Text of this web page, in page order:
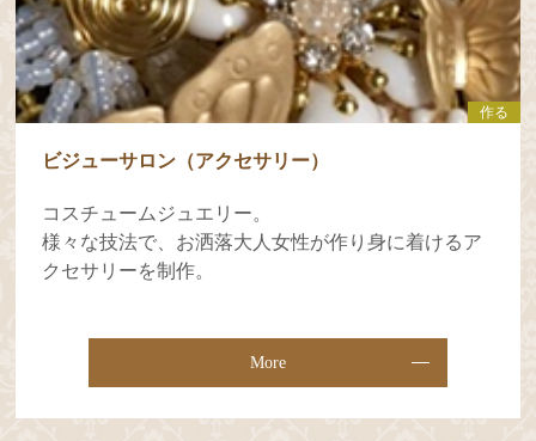
作る
ビジューサロン（アクセサリー）
コスチュームジュエリー。
様々な技法で、お洒落大人女性が作り身に着けるア
クセサリーを制作。
More